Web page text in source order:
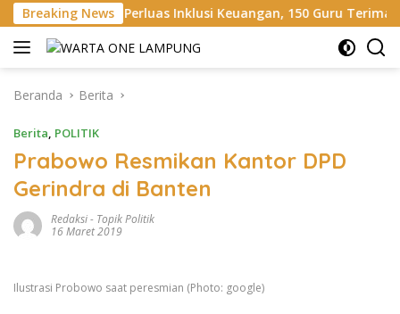
Langsung
ke
konten
Breaking News
Perluas Inklusi Keuangan, 150 Guru Terima Perlindungan
Beranda Berita
Berita, POLITIK
Prabowo Resmikan Kantor DPD
Gerindra di Banten
Redaksi- Topik Politik
16 Maret 2019
Ilustrasi Probowo saat peresmian (Photo: google)